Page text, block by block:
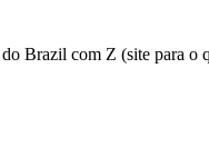
Brazil com Z (site para o